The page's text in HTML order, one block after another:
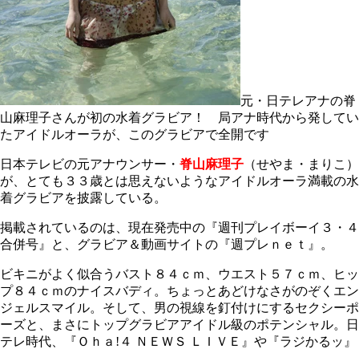
元・日テレアナの脊
山麻理子さんが初の水着グラビア！ 局アナ時代から発してい
たアイドルオーラが、このグラビアで全開です
日本テレビの元アナウンサー・脊山麻理子 （せやま・まりこ）
が、とても３３歳とは思えないようなアイドルオーラ満載の水
着グラビアを披露している。
掲載されているのは、現在発売中の『週刊プレイボーイ３・４
合併号』と、グラビア＆動画サイトの『週プレｎｅｔ』。
ビキニがよく似合うバスト８４ｃｍ、ウエスト５７ｃｍ、ヒッ
プ８４ｃｍのナイスバディ。ちょっとあどけなさがのぞくエン
ジェルスマイル。そして、男の視線を釘付けにするセクシーポ
ーズと、まさにトップグラビアアイドル級のポテンシャル。日
テレ時代、『Ｏｈａ!４ ＮＥＷＳ ＬＩＶＥ』や『ラジかるッ』